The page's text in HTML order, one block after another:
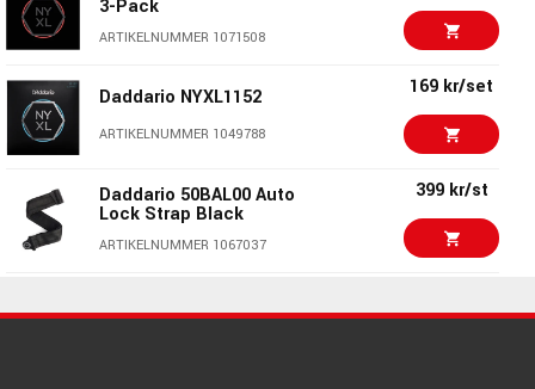
Daddario 50BAL07 Auto
ARTIKELNUMMER 1067033
399 kr/st
Daddario 50BAL01 Auto
ARTIKELNUMMER 1067034
399 kr/st
Ernie Ball 4037
ARTIKELNUMMER 1000231
130 kr/st
3-Pack
ARTIKELNUMMER 1071508
Daddario NYXL1152
ARTIKELNUMMER 1049788
169 kr/set
Daddario 50BAL00 Auto
Lock Strap Black
ARTIKELNUMMER 1067037
399 kr/st